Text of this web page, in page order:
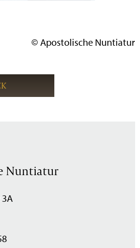
© Apostolische Nuntiatur
Nuntiatur